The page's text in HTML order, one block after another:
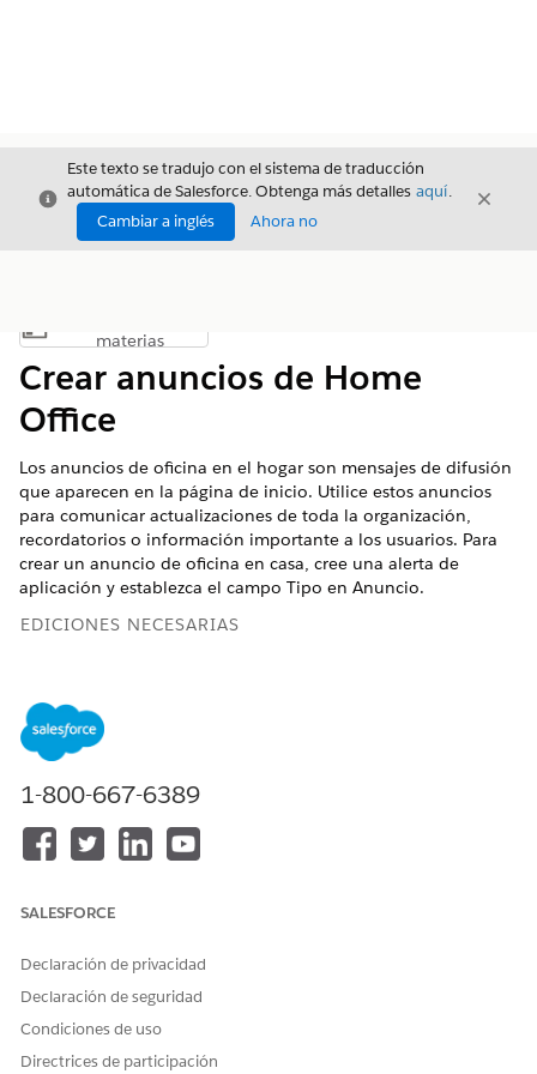
Cerrar
Este texto se tradujo con el sistema de traducción
automática de Salesforce. Obtenga más detalles aquí.
Cambiar a inglés
Ahora no
Cerrar
Mostrar índice de materias
materias
Crear anuncios de Home
Office
Los anuncios de oficina en el hogar son mensajes de difusión
que aparecen en la página de inicio. Utilice estos anuncios
para comunicar actualizaciones de toda la organización,
recordatorios o información importante a los usuarios. Para
crear un anuncio de oficina en casa, cree una alerta de
aplicación y establezca el campo Tipo en Anuncio.
EDICIONES NECESARIAS
Disponible en: Ediciones
licencia complementaria Life Sciences Cloud, Life Sciences
Cloud para Customer Engagement y el paquete gestionado
Life Sciences Customer Engagement.
PERMISOS DE USUARIO NECESARIOS
aplicaciones:
Desde el Iniciador de aplicación, busque y seleccione
Haga clic enNuevo
Cree una alerta
el tipo.
1-800-667-6389
SALESFORCE
Declaración de privacidad
Declaración de seguridad
Condiciones de uso
Directrices de participación